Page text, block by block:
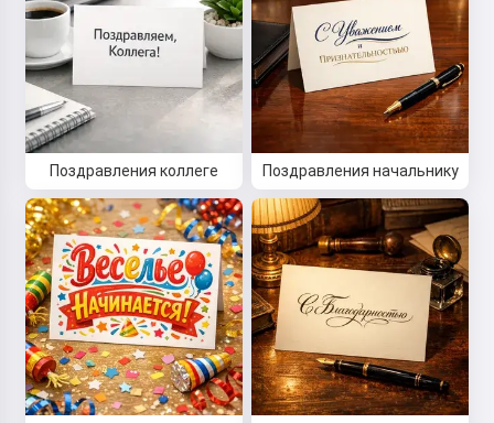
Поздравления коллеге Поздравления начальнику
Привет 👋
Я могу создавать песни, писать
стихи и поздравления 🥰
Попробовать